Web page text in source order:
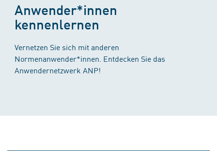
Anwender*innen
kennenlernen
Vernetzen Sie sich mit anderen
Normenanwender*innen. Entdecken Sie das
Anwendernetzwerk ANP!